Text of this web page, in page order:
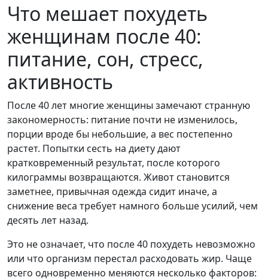
Что мешает похудеть
женщинам после 40:
питание, сон, стресс,
активность
После 40 лет многие женщины замечают странную
закономерность: питание почти не изменилось,
порции вроде бы небольшие, а вес постепенно
растет. Попытки сесть на диету дают
кратковременный результат, после которого
килограммы возвращаются. Живот становится
заметнее, привычная одежда сидит иначе, а
снижение веса требует намного больше усилий, чем
десять лет назад.
Это не означает, что после 40 похудеть невозможно
или что организм перестал расходовать жир. Чаще
всего одновременно меняются несколько факторов: